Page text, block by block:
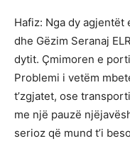
Hafiz: Nga dy agjentët
dhe Gëzim Seranaj
dytit. Çmimoren e
Problemi i vetëm
t’zgjatet, ose
me një pauzë
serioz që mund t’i